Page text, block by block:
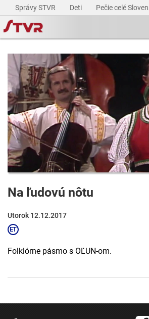
Správy STVR Deti Pečie celé
Na ľudovú nôtu
Utorok 12.12.2017
Folklórne pásmo s OĽUN-om.